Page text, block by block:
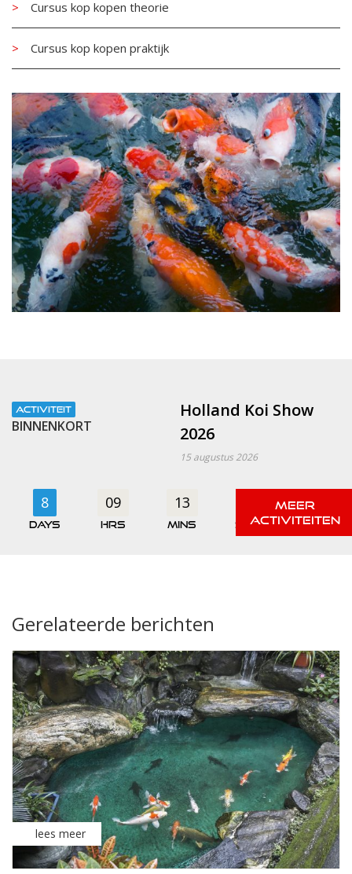
Cursus kop kopen theorie
Cursus kop kopen praktijk
ACTIVITEIT
BINNENKORT
Holland Koi Show
2026
15 augustus 2026
8
days
09
hrs
13
mins secs
Gerelateerde berichten
lees meer